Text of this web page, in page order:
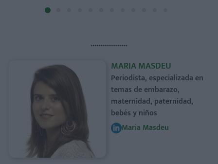
...................
MARIA MASDEU
Periodista, especializada en
temas de embarazo,
maternidad, paternidad,
bebés y niños
Maria Masdeu